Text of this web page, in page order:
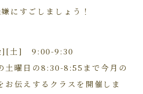
にすごしましょう！
][土] 9:00-9:30
土曜日の8:30-8:55まで今月の
お伝えするクラスを開催しま